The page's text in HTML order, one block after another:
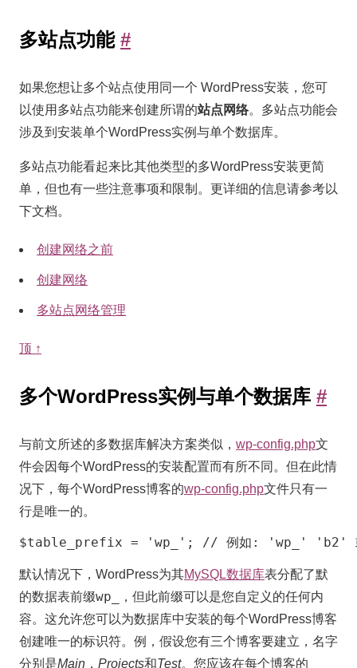
多站点功能 #多
点
功
能
如果您想让多个站点使用同一个 WordPress安装，您可
以使用多站点功能来创建所谓的站点网络。多站点功能会
涉及到安装单个WordPress实例与单个数据库。
多站点功能看起来比其他类型的多WordPress安装更简
单，但也有一些注意事项和限制。更详细的信息请参考以
下文档。
创建网络之前
创建网络
多站点网络管理
顶 ↑
多个WordPress实例与单个数据库 #多
实
例
单
个
据
库
与前文所述的多数据库解决方案类似， wp-config.php文
件会因每个WordPress的安装配置而有所不同。但在此情
况下，每个WordPress博客的wp-config.php文件只有一
行是唯一的。
$table_prefix = 'wp_'; // 例如: 'wp_' 'b2'
默认情况下，WordPress为其MySQL数据库表分配了默
的数据表前缀wp_
，但此前缀可以是您自定义的任何内
容。这允许您可以为数据库中安装的每个WordPress博客
创建唯一的标识符。例，假设您有三个博客要建立，名字
分别是Main ， Projects和Test。您应该在每个博客的